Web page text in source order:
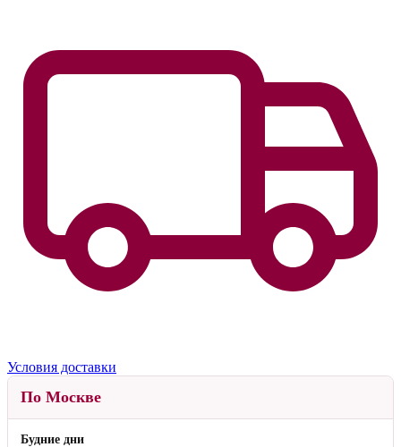
Условия доставки
По Москве
Будние дни